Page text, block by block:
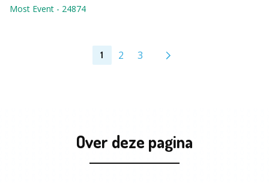
Most Event - 24874
1 2 3
Over deze pagina